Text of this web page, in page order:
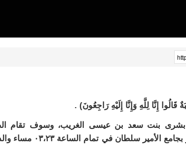
إِنَّا لِلَّهِ وَإِنَّا إِلَيْهِ رَاجِعُونَ) .
بشرى بنت سعد بن عيسى الغريب، وسوف تقام
الموافق ١٤٤٧/٠٧/٢٢هـ بعد